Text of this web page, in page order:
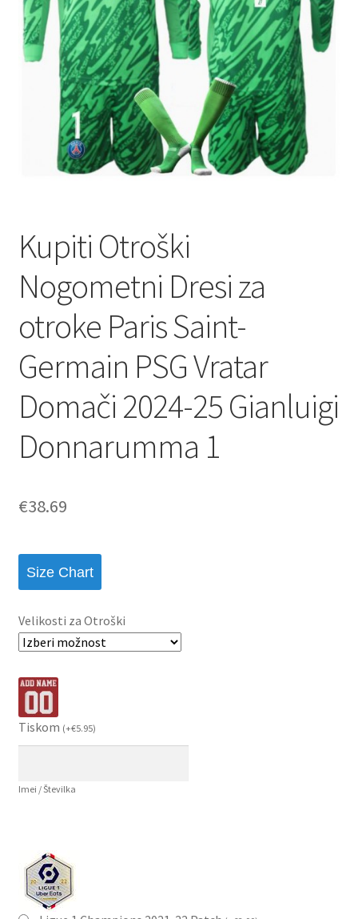
Kupiti Otroški
Nogometni Dresi za
otroke Paris Saint-
Germain PSG Vratar
Domači 2024-25 Gianluigi
Donnarumma 1
€38.69
Size Chart
Velikosti za Otroški
Tiskom (+€5.95)
Imei / Številka